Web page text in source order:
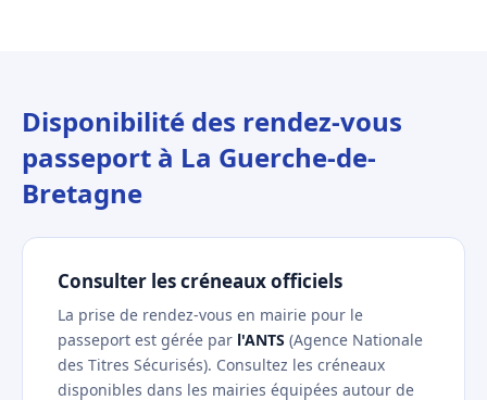
Disponibilité des rendez-vous
passeport à La Guerche-de-
Bretagne
Consulter les créneaux officiels
La prise de rendez-vous en mairie pour le
passeport est gérée par l'ANTS (Agence Nationale
des Titres Sécurisés). Consultez les créneaux
disponibles dans les mairies équipées autour de